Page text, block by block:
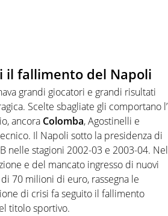
il fallimento del Napoli
grandi giocatori e grandi risultati
Scelte sbagliate gli comportano l’
ancora Colomba, Agostinelli e
Il Napoli sotto la presidenza di
nelle stagioni 2002-03 e 2003-04. Nel
e del mancato ingresso di nuovi
70 milioni di euro, rassegna le
di crisi fa seguito il fallimento
titolo sportivo.